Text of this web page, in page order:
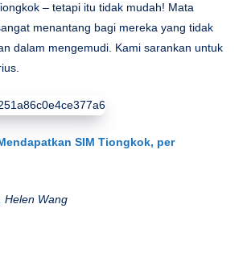
– tetapi itu tidak mudah! Mata
menantang bagi mereka yang tidak
dalam mengemudi. Kami sarankan untuk
SIM Tiongkok, per
Helen Wang